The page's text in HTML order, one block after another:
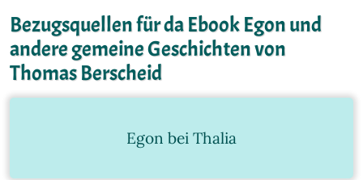
Bezugsquellen für da Ebook Egon und
andere gemeine Geschichten von
Thomas Berscheid
Egon bei Thalia